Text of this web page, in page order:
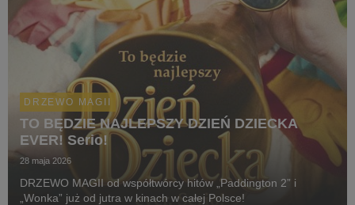
DRZEWO MAGII
TO BĘDZIE NAJLEPSZY DZIEŃ DZIECKA
EVER! Serio!
28 maja 2026
DRZEWO MAGII od współtwórcy hitów „Paddington 2” i
„Wonka” już od jutra w kinach w całej Polsce!